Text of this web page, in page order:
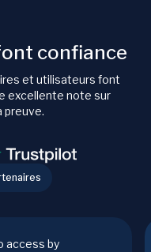
confiance
et utilisateurs font
excellente note sur
preuve.
access by